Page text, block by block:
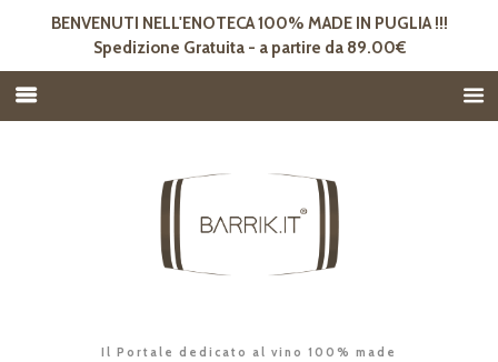
BENVENUTI NELL'ENOTECA 100% MADE IN PUGLIA !!!
Spedizione Gratuita - a partire da 89.00€
Il Portale dedicato al vino 100% made